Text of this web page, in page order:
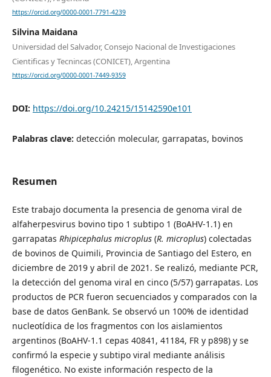
https://orcid.org/0000-0001-7791-4239
Silvina Maidana
Universidad del Salvador, Consejo Nacional de Investigaciones
Cientificas y Tecnincas (CONICET), Argentina
https://orcid.org/0000-0001-7449-9359
DOI: https://doi.org/10.24215/15142590e101
Palabras clave: detección molecular, garrapatas, bovinos
Resumen
Este trabajo documenta la presencia de genoma viral de
alfaherpesvirus bovino tipo 1 subtipo 1 (BoAHV-1.1) en
garrapatas Rhipicephalus microplus (R. microplus) colectadas
de bovinos de Quimili, Provincia de Santiago del Estero, en
diciembre de 2019 y abril de 2021. Se realizó, mediante PCR,
la detección del genoma viral en cinco (5/57) garrapatas. Los
productos de PCR fueron secuenciados y comparados con la
base de datos GenBank. Se observó un 100% de identidad
nucleotídica de los fragmentos con los aislamientos
argentinos (BoAHV-1.1 cepas 40841, 41184, FR y p898) y se
confirmó la especie y subtipo viral mediante análisis
filogenético. No existe información respecto de la